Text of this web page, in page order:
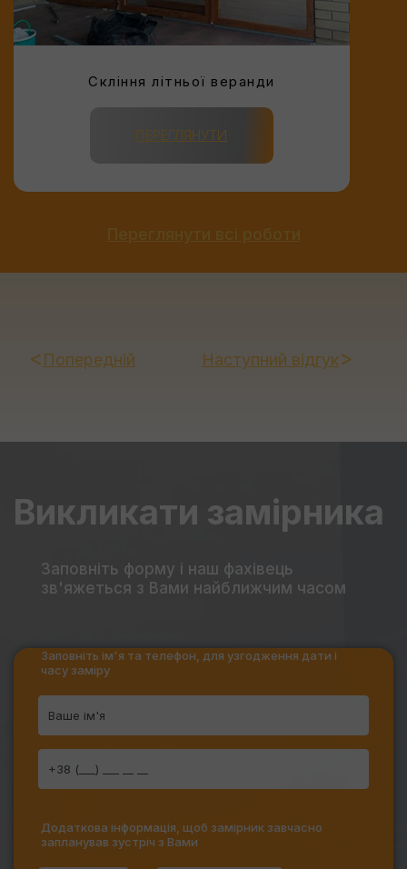
Скління літньої веранди
ПЕРЕГЛЯНУТИ
Попередній Наступний відгук
Викликати замірника
Заповніть форму і наш фахівець
зв'яжеться з Вами найближчим часом
Заповніть ім'я та телефон, для узгодження дати і
часу заміру
Додаткова інформація, щоб замірник завчасно
запланував зустріч з Вами